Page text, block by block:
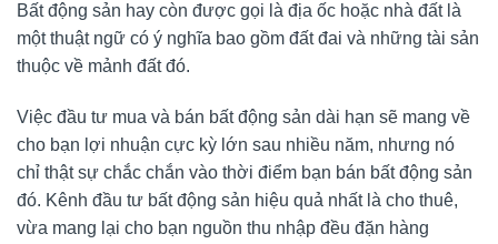
Bất động sản hay còn được gọi là địa ốc hoặc nhà đất là
một thuật ngữ có ý nghĩa bao gồm đất đai và những tài sản
thuộc về mảnh đất đó.
Việc đầu tư mua và bán bất động sản dài hạn sẽ mang về
cho bạn lợi nhuận cực kỳ lớn sau nhiều năm, nhưng nó
chỉ thật sự chắc chắn vào thời điểm bạn bán bất động sản
đó. Kênh đầu tư bất động sản hiệu quả nhất là cho thuê,
vừa mang lại cho bạn nguồn thu nhập đều đặn hàng